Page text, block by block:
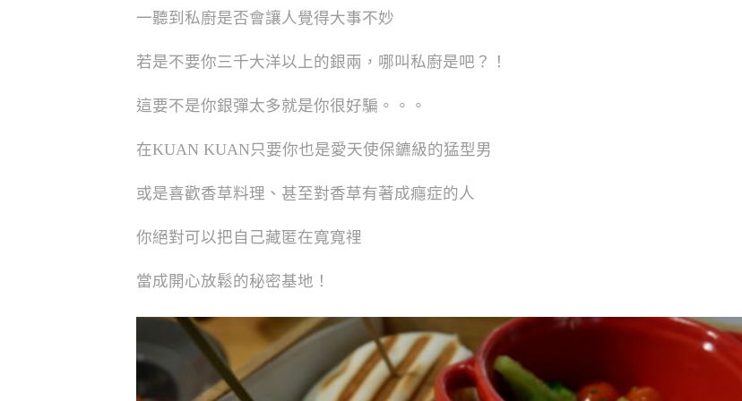
一聽到私廚是否會讓人覺得大事不妙
若是不要你三千大洋以上的銀兩，哪叫私廚是吧？！
這要不是你銀彈太多就是你很好騙。。。
在KUAN KUAN只要你也是愛天使保鑣級的猛型男
或是喜歡香草料理、甚至對香草有著成癮症的人
你絕對可以把自己藏匿在寬寬𥚃
當成開心放鬆的秘密基地！